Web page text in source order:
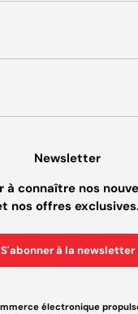
Newsletter
à connaître nos
nos offres exclusives.
S'abonner à la newsletter
électronique